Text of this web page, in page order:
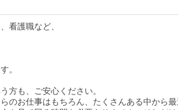
看護職など、
。
方も、ご安心ください。
のお仕事はもちろん、たくさんある中から